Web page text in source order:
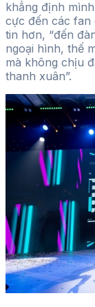
khẳng định
cực đến các fan
tin hơn, “đến
ngoại hình, thế
mà không chịu
thanh xuân”.